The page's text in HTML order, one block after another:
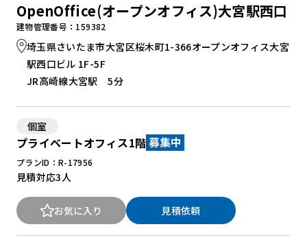
OpenOffice(オープンオフィス)大宮駅西口
建物管理番号：159382
埼玉県さいたま市大宮区桜木町1-366オープンオフィス大宮
駅西口ビル 1F-5F
JR高崎線大宮駅 5分
個室
プライベートオフィス1階 募集中
プランID：R-17956
見積対応3人
お気に入り 見積依頼